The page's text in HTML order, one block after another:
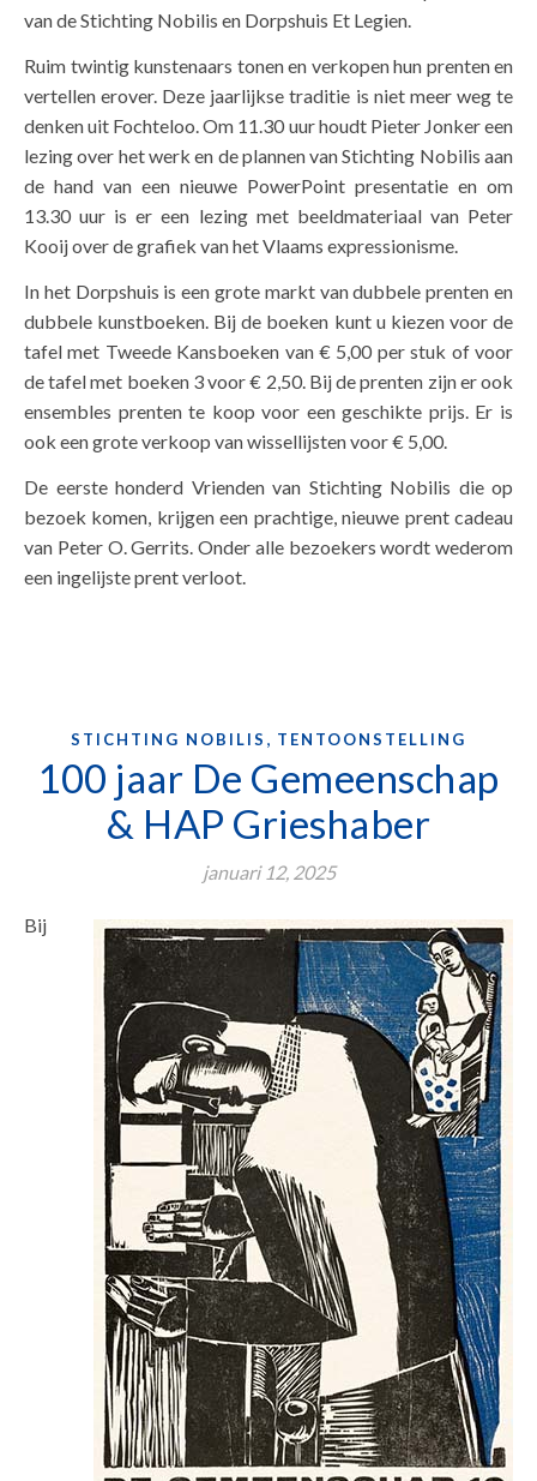
van de Stichting Nobilis en Dorpshuis Et Legien.
Ruim twintig kunstenaars tonen en verkopen hun prenten en
vertellen erover. Deze jaarlijkse traditie is niet meer weg te
denken uit Fochteloo. Om 11.30 uur houdt Pieter Jonker een
lezing over het werk en de plannen van Stichting Nobilis aan
de hand van een nieuwe PowerPoint presentatie en om
13.30 uur is er een lezing met beeldmateriaal van Peter
Kooij over de grafiek van het Vlaams expressionisme.
In het Dorpshuis is een grote markt van dubbele prenten en
dubbele kunstboeken. Bij de boeken kunt u kiezen voor de
tafel met Tweede Kansboeken van € 5,00 per stuk of voor
de tafel met boeken 3 voor € 2,50. Bij de prenten zijn er ook
ensembles prenten te koop voor een geschikte prijs. Er is
ook een grote verkoop van wissellijsten voor € 5,00.
De eerste honderd Vrienden van Stichting Nobilis die op
bezoek komen, krijgen een prachtige, nieuwe prent cadeau
van Peter O. Gerrits. Onder alle bezoekers wordt wederom
een ingelijste prent verloot.
STICHTING NOBILIS , TENTOONSTELLING
100 jaar De Gemeenschap
& HAP Grieshaber
januari 12, 2025
Bij